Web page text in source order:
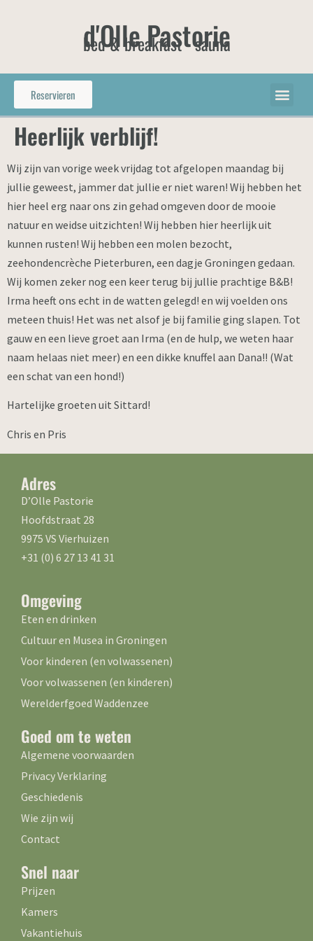
d'Olle Pastorie
bed & breakfast - sauna
Reservieren
Heerlijk verblijf!
Wij zijn van vorige week vrijdag tot afgelopen maandag bij
jullie geweest, jammer dat jullie er niet waren! Wij hebben het
hier heel erg naar ons zin gehad omgeven door de mooie
natuur en weidse uitzichten! Wij hebben hier heerlijk uit
kunnen rusten! Wij hebben een molen bezocht,
zeehondencrèche Pieterburen, een dagje Groningen gedaan.
Wij komen zeker nog een keer terug bij jullie prachtige B&B!
Irma heeft ons echt in de watten gelegd! en wij voelden ons
meteen thuis! Het was net alsof je bij familie ging slapen. Tot
gauw en een lieve groet aan Irma (en de hulp, we weten haar
naam helaas niet meer) en een dikke knuffel aan Dana!! (Wat
een schat van een hond!)
Hartelijke groeten uit Sittard!
Chris en Pris
Adres
D’Olle Pastorie
Hoofdstraat 28
9975 VS Vierhuizen
+31 (0) 6 27 13 41 31
Omgeving
Eten en drinken
Cultuur en Musea in Groningen
Voor kinderen (en volwassenen)
Voor volwassenen (en kinderen)
Werelderfgoed Waddenzee
Goed om te weten
Algemene voorwaarden
Privacy Verklaring
Geschiedenis
Wie zijn wij
Contact
Snel naar
Prijzen
Kamers
Vakantiehuis